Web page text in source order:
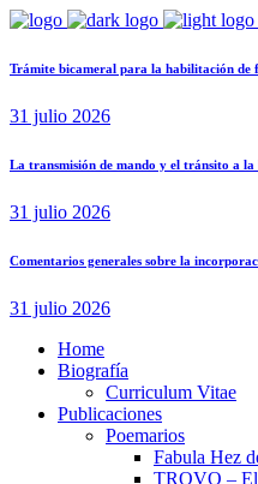
Trámite bicameral para la habilitación de
31 julio 2026
La transmisión de mando y el tránsito a
31 julio 2026
Comentarios generales sobre la
31 julio 2026
Home
Biografía
Curriculum Vitae​
Publicaciones
Poemarios
Fabula Hez
TROVO – El